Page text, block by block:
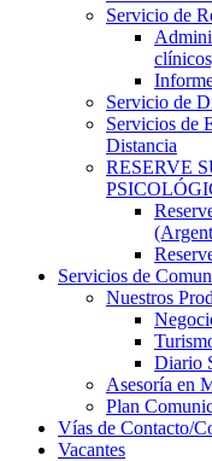
Servicio de
Servicio de
Servicios de
Distancia
RESERVE
Servicios de
Nuestros
Diario
Asesoría en
Plan
Vías de Contacto/
Vacantes